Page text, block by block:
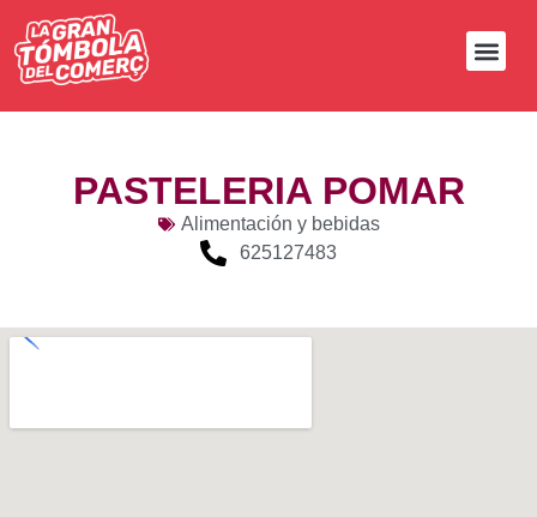
PASTELERIA POMAR
Alimentación y bebidas
625127483